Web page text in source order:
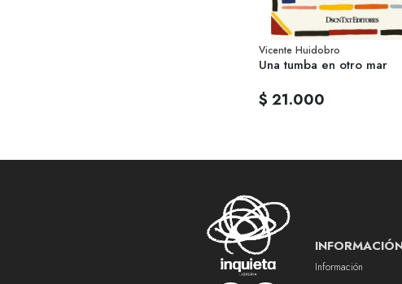
Vicente Huidobro
Una tumba en otro mar
$ 21.000
Información